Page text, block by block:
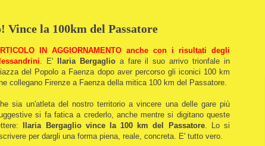
la 100km del Passatore
IN AGGIORNAMENTO anche con i risultati degli
. E' Ilaria Bergaglioa fare il suo arrivo trionfale in
del Popolo a Faenza dopo aver percorso gli iconici 100 km
collegano Firenze a Faenza della mitica 100 km del Passatore.
sia un'atleta del nostro territorio a vincere una delle gare più
si fa fatica a crederlo, anche mentre si digitano queste
Ilaria Bergaglio vince la 100 km del Passatore. Lo si
per dargli una forma piena, reale, concreta. E' tutto vero.